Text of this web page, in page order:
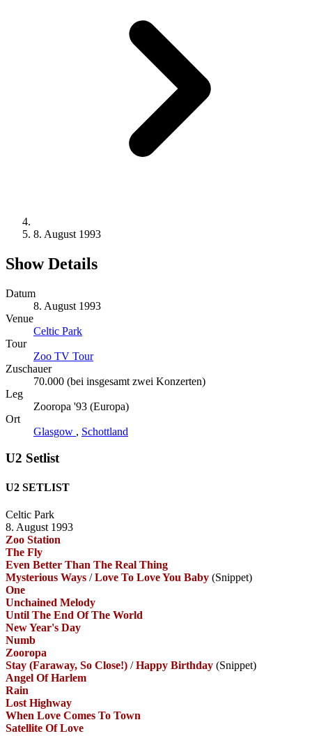
8. August 1993
Show Details
Datum
8. August 1993
Venue
Celtic Park
Tour
Zoo TV Tour
Zuschauer
70.000 (bei insgesamt zwei Konzerten)
Leg
Zooropa '93 (Europa)
Ort
Glasgow , Schottland
U2 Setlist
U2 SETLIST
Celtic Park
8. August 1993
Zoo Station
The Fly
Even Better Than The Real Thing
Mysterious Ways /Love To Love You Baby (Snippet)
One
Unchained Melody
Until The End Of The World
New Year's Day
Numb
Zooropa
Stay (Faraway, So Close!) /Happy Birthday (Snippet)
Angel Of Harlem
Rain
Lost Highway
When Love Comes To Town
Satellite Of Love